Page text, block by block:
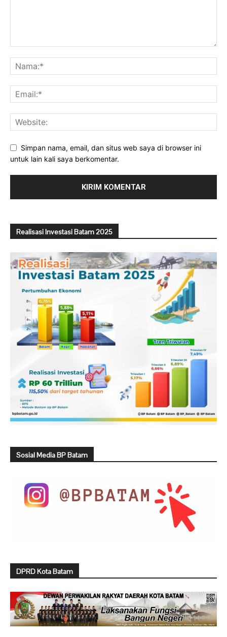
Simpan nama, email, dan situs web saya di browser ini
untuk lain kali saya berkomentar.
Realisasi Investasi Batam 2025
Sosial Media BP Batam
DPRD Kota Batam